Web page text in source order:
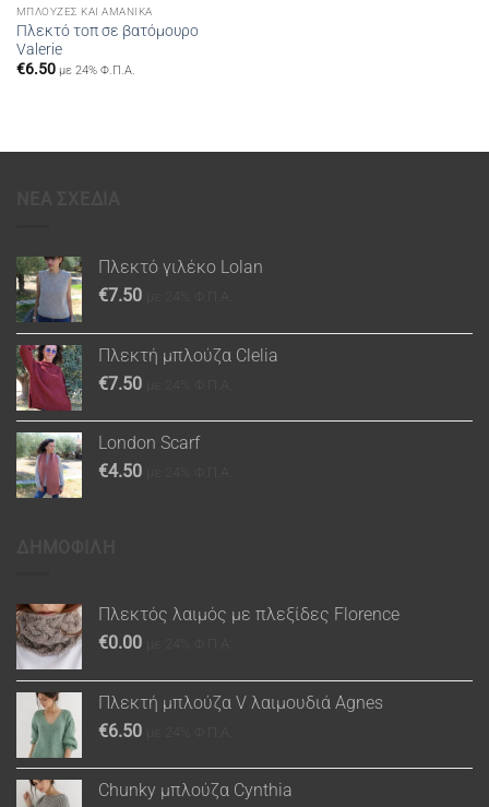
ΜΠΛΟΎΖΕΣ ΚΑΙ ΑΜΆΝΙΚΑ
Πλεκτό τοπ σε βατόμουρο
Valerie
€6.50 με 24% Φ.Π.Α.
Πλεκτό γιλέκο Lolan
€7.50
Πλεκτή μπλούζα Clelia
€7.50
London Scarf
€4.50
Πλεκτός λαιμός με πλεξίδες Florence
€0.00
Πλεκτή μπλούζα V λαιμουδιά Agnes
€6.50
Chunky μπλούζα Cynthia